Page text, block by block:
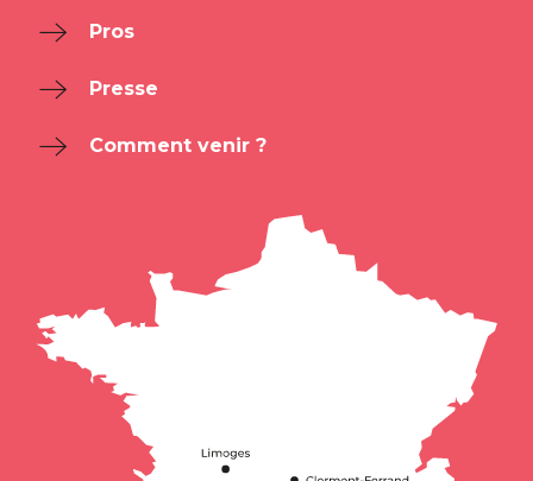
Pros
Presse
Comment venir ?